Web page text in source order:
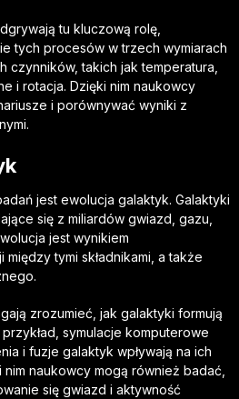
tu kluczową rolę,
tych procesów w trzech wymiarach
czynników, takich jak temperatura,
i rotacja. Dzięki nim naukowcy
i porównywać wyniki z
jest ewolucja galaktyk. Galaktyki
się z miliardów gwiazd, gazu,
jest wynikiem
tymi składnikami, a także
zrozumieć, jak galaktyki formują
symulacje komputerowe
i fuzje galaktyk wpływają na ich
nim naukowcy mogą również badać,
się gwiazd i aktywność